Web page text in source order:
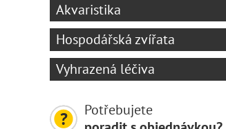
Akvaristika
Hospodářská zvířata
Vyhrazená léčiva
Potřebujete